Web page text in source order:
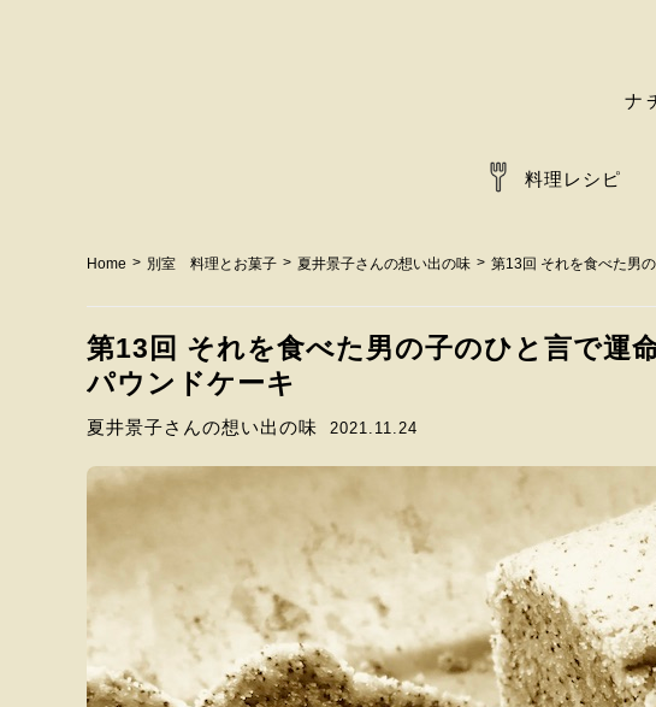
ナ
料理レシピ
Home > 別室 料理とお菓子 > 夏井景子さんの想い出の味 > 第13回 それを食べた男
第13回 それを食べた男の子のひと言で運
パウンドケーキ
夏井景子さんの想い出の味 2021.11.24